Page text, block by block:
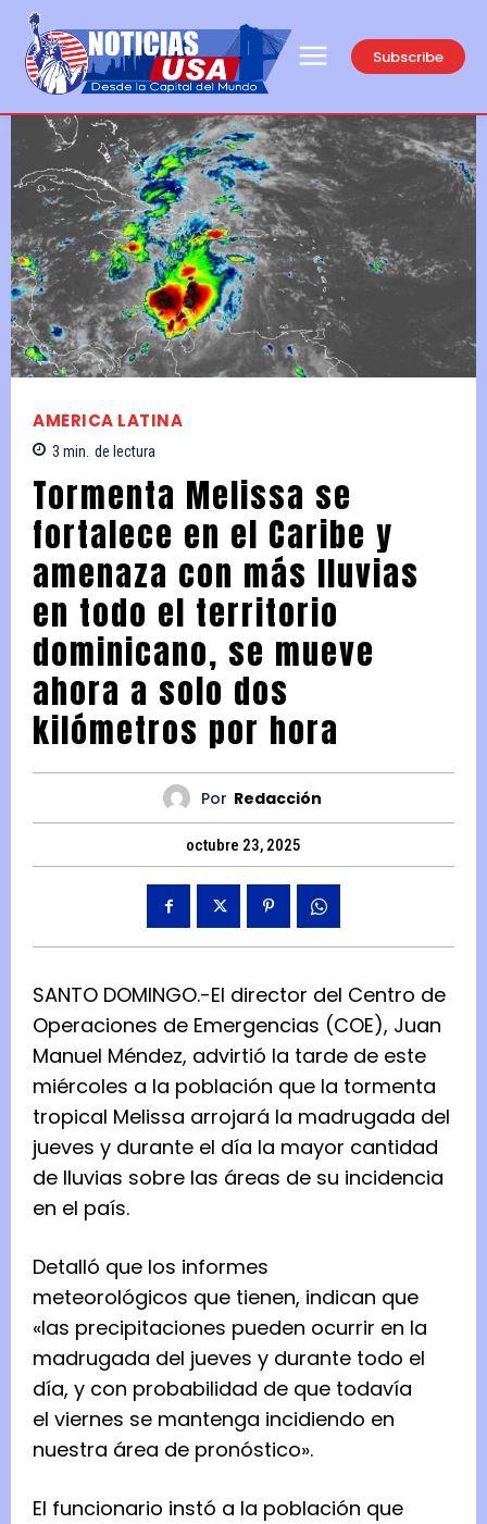
Subscribe
AMERICA LATINA
3 min. de lectura
Tormenta Melissa se
fortalece en el Caribe y
amenaza con más lluvias
en todo el territorio
dominicano, se mueve
ahora a solo dos
kilómetros por hora
Por Redacción
octubre 23, 2025
SANTO DOMINGO.-El director del Centro de
Operaciones de Emergencias (COE), Juan
Manuel Méndez, advirtió la tarde de este
miércoles a la población que la tormenta
tropical Melissa arrojará la madrugada del
jueves y durante el día la mayor cantidad
de lluvias sobre las áreas de su incidencia
en el país.
Detalló que los informes
meteorológicos que tienen, indican que
«las precipitaciones pueden ocurrir en la
madrugada del jueves y durante todo el
día, y con probabilidad de que todavía
el viernes se mantenga incidiendo en
nuestra área de pronóstico».
El funcionario instó a la población que